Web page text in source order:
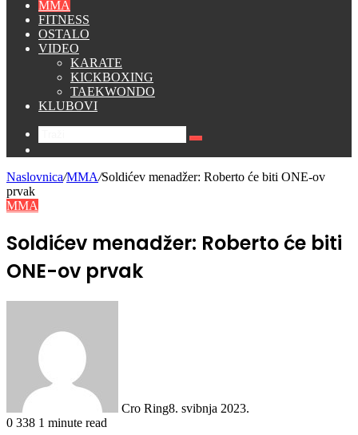
MMA
FITNESS
OSTALO
VIDEO
KARATE
KICKBOXING
TAEKWONDO
KLUBOVI
Traži
Naslovnica/MMA/Soldićev menadžer: Roberto će biti ONE-ov
prvak
MMA
Soldićev menadžer: Roberto će biti
ONE-ov prvak
Cro Ring8. svibnja 2023.
0 338 1 minute read